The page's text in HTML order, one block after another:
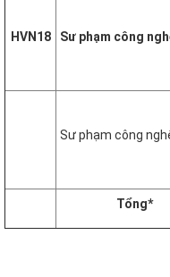
HVN18 Sư phạm công
Sư phạm công
Tổng*